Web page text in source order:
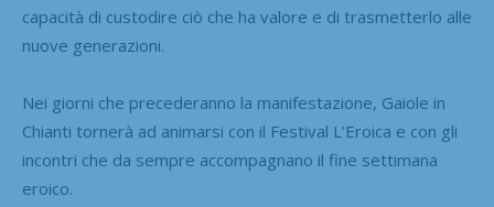
capacità di custodire ciò che ha valore e di trasmetterlo alle
nuove generazioni.
Nei giorni che precederanno la manifestazione, Gaiole in
Chianti tornerà ad animarsi con il Festival L’Eroica e con gli
incontri che da sempre accompagnano il fine settimana
eroico.